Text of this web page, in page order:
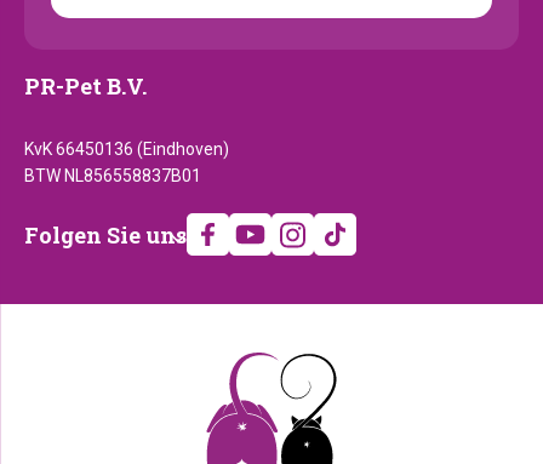
PR-Pet B.V.
KvK 66450136 (Eindhoven)
BTW NL856558837B01
Folgen
uns
Folgen Sie uns